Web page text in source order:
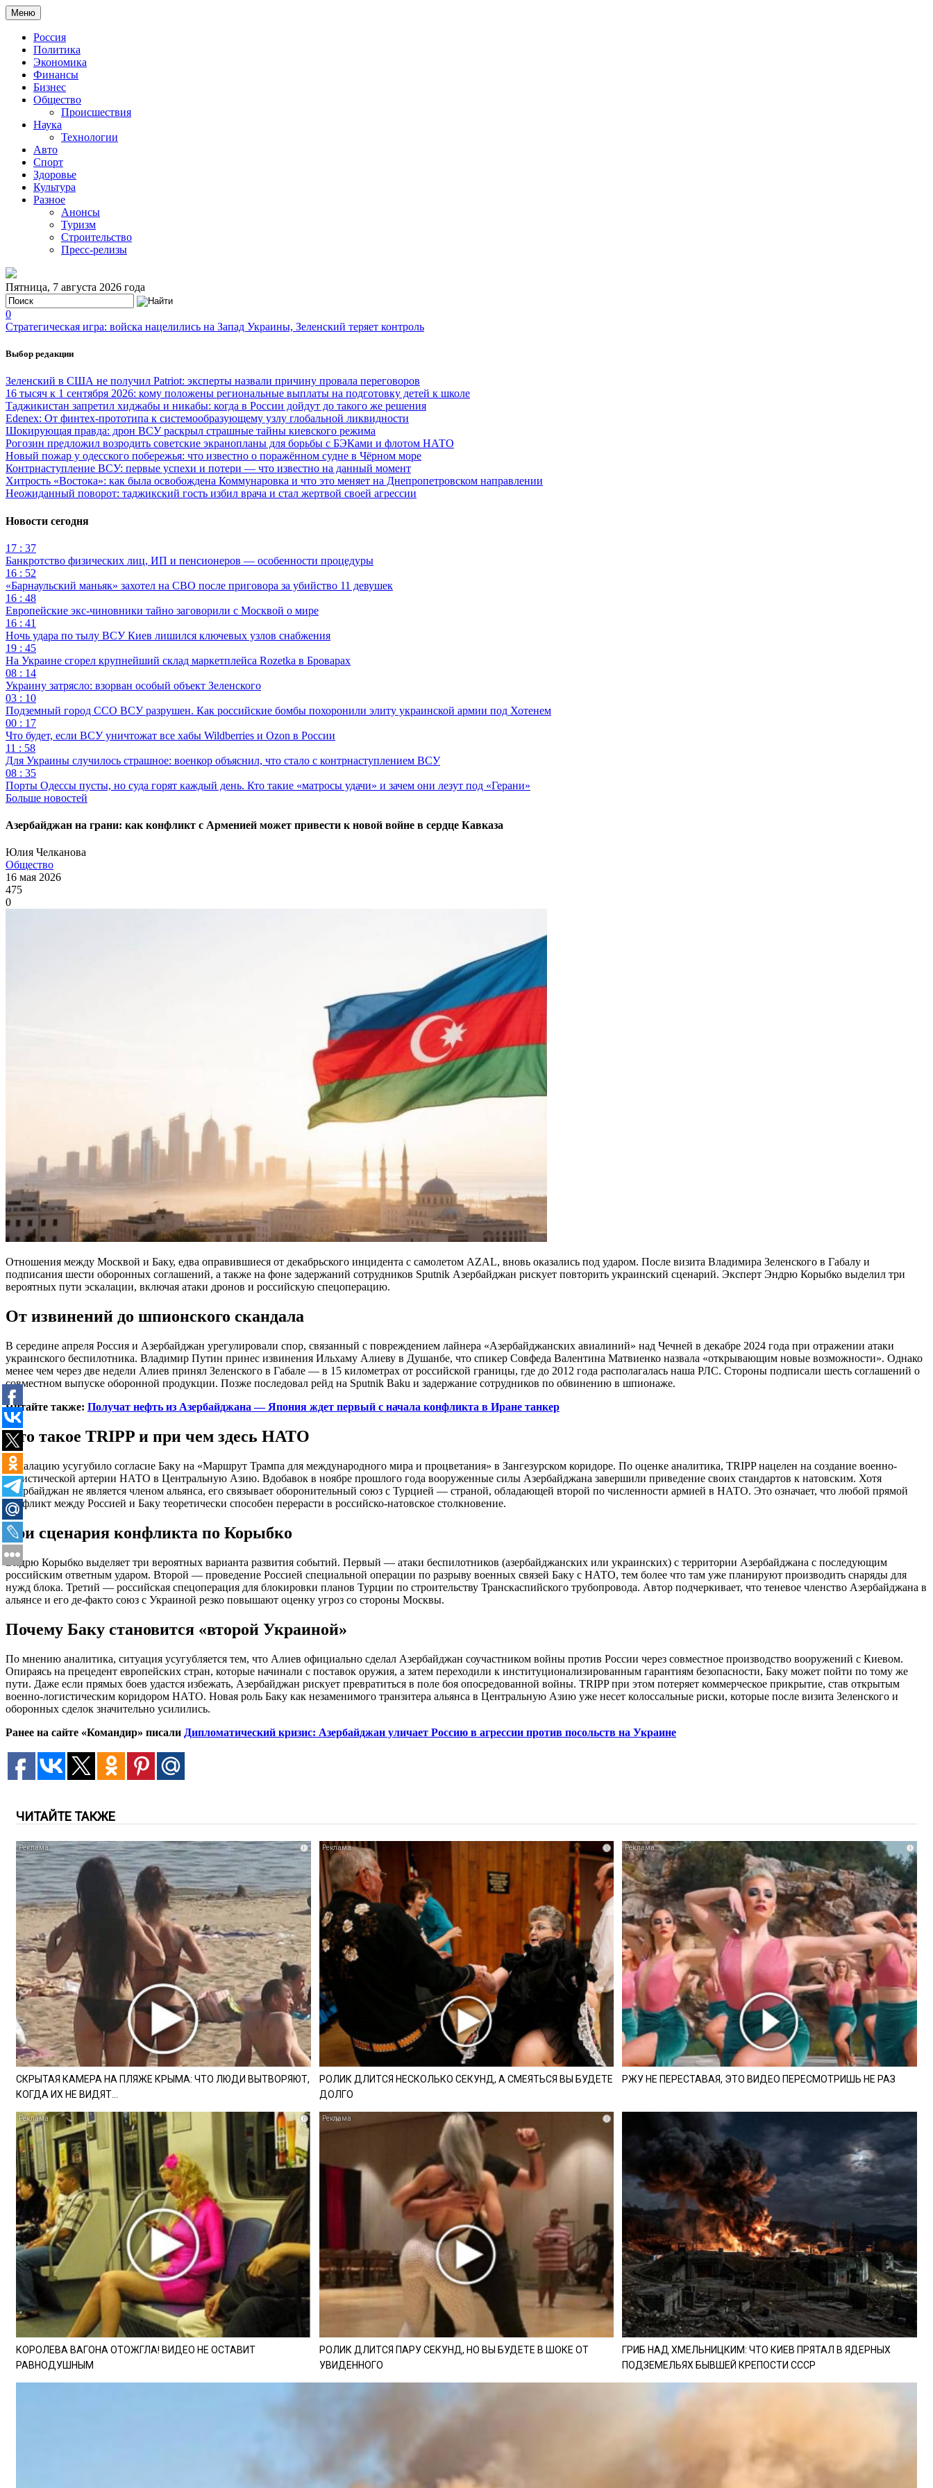
Меню
Россия
Политика
Экономика
Финансы
Бизнес
Общество
Происшествия
Наука
Технологии
Авто
Спорт
Здоровье
Культура
Разное
Анонсы
Туризм
Строительство
Пресс-релизы
Пятница, 7 августа 2026 года
0
Стратегическая игра: войска нацелились на Запад Украины, Зеленский теряет контроль
Выбор редакции
Зеленский в США не получил Patriot: эксперты назвали причину провала переговоров
16 тысяч к 1 сентября 2026: кому положены региональные выплаты на подготовку детей к школе
Таджикистан запретил хиджабы и никабы: когда в России дойдут до такого же решения
Edenex: От финтех-прототипа к системообразующему узлу глобальной ликвидности
Шокирующая правда: дрон ВСУ раскрыл страшные тайны киевского режима
Рогозин предложил возродить советские экранопланы для борьбы с БЭКами и флотом НАТО
Новый пожар у одесского побережья: что известно о поражённом судне в Чёрном море
Контрнаступление ВСУ: первые успехи и потери — что известно на данный момент
Хитрость «Востока»: как была освобождена Коммунаровка и что это меняет на Днепропетровском направлении
Неожиданный поворот: таджикский гость избил врача и стал жертвой своей агрессии
Новости сегодня
17 : 37
Банкротство физических лиц, ИП и пенсионеров — особенности процедуры
16 : 52
«Барнаульский маньяк» захотел на СВО после приговора за убийство 11 девушек
16 : 48
Европейские экс-чиновники тайно заговорили с Москвой о мире
16 : 41
Ночь удара по тылу ВСУ Киев лишился ключевых узлов снабжения
19 : 45
На Украине сгорел крупнейший склад маркетплейса Rozetka в Броварах
08 : 14
Украину затрясло: взорван особый объект Зеленского
03 : 10
Подземный город ССО ВСУ разрушен. Как российские бомбы похоронили элиту украинской армии под Хотенем
00 : 17
Что будет, если ВСУ уничтожат все хабы Wildberries и Ozon в России
11 : 58
Для Украины случилось страшное: военкор объяснил, что стало с контрнаступлением ВСУ
08 : 35
Порты Одессы пусты, но суда горят каждый день. Кто такие «матросы удачи» и зачем они лезут под «Герани»
Больше новостей
Азербайджан на грани: как конфликт с Арменией может привести к новой войне в сердце Кавказа
Юлия Челканова
Общество
16 мая 2026
475
0
Отношения между Москвой и Баку, едва оправившиеся от декабрьского инцидента с самолетом AZAL, вновь оказались под ударом. После визита Владимира Зеленского в Габалу и
подписания шести оборонных соглашений, а также на фоне задержаний сотрудников Sputnik Азербайджан рискует повторить украинский сценарий. Эксперт Эндрю Корыбко выделил три
вероятных пути эскалации, включая атаки дронов и российскую спецоперацию.
От извинений до шпионского скандала
В середине апреля Россия и Азербайджан урегулировали спор, связанный с повреждением лайнера «Азербайджанских авиалиний» над Чечней в декабре 2024 года при отражении атаки
украинского беспилотника. Владимир Путин принес извинения Ильхаму Алиеву в Душанбе, что спикер Совфеда Валентина Матвиенко назвала «открывающим новые возможности». Однако
менее чем через две недели Алиев принял Зеленского в Габале — в 15 километрах от российской границы, где до 2012 года располагалась наша РЛС. Стороны подписали шесть соглашений о
совместном выпуске оборонной продукции. Позже последовал рейд на Sputnik Baku и задержание сотрудников по обвинению в шпионаже.
Читайте также: Получат нефть из Азербайджана — Япония ждет первый с начала конфликта в Иране танкер
Что такое TRIPP и при чем здесь НАТО
Эскалацию усугубило согласие Баку на «Маршрут Трампа для международного мира и процветания» в Зангезурском коридоре. По оценке аналитика, TRIPP нацелен на создание военно-
логистической артерии НАТО в Центральную Азию. Вдобавок в ноябре прошлого года вооруженные силы Азербайджана завершили приведение своих стандартов к натовским. Хотя
Азербайджан не является членом альянса, его связывает оборонительный союз с Турцией — страной, обладающей второй по численности армией в НАТО. Это означает, что любой прямой
конфликт между Россией и Баку теоретически способен перерасти в российско-натовское столкновение.
Три сценария конфликта по Корыбко
Эндрю Корыбко выделяет три вероятных варианта развития событий. Первый — атаки беспилотников (азербайджанских или украинских) с территории Азербайджана с последующим
российским ответным ударом. Второй — проведение Россией специальной операции по разрыву военных связей Баку с НАТО, тем более что там уже планируют производить снаряды для
нужд блока. Третий — российская спецоперация для блокировки планов Турции по строительству Транскаспийского трубопровода. Автор подчеркивает, что теневое членство Азербайджана в
альянсе и его де-факто союз с Украиной резко повышают оценку угроз со стороны Москвы.
Почему Баку становится «второй Украиной»
По мнению аналитика, ситуация усугубляется тем, что Алиев официально сделал Азербайджан соучастником войны против России через совместное производство вооружений с Киевом.
Опираясь на прецедент европейских стран, которые начинали с поставок оружия, а затем переходили к институционализированным гарантиям безопасности, Баку может пойти по тому же
пути. Даже если прямых боев удастся избежать, Азербайджан рискует превратиться в поле боя опосредованной войны. TRIPP при этом потеряет коммерческое прикрытие, став открытым
военно-логистическим коридором НАТО. Новая роль Баку как незаменимого транзитера альянса в Центральную Азию уже несет колоссальные риски, которые после визита Зеленского и
оборонных сделок значительно усилились.
Ранее на сайте «Командир» писали Дипломатический кризис: Азербайджан уличает Россию в агрессии против посольств на Украине
ЧИТАЙТЕ ТАКЖЕ
i
СКРЫТАЯ КАМЕРА НА ПЛЯЖЕ КРЫМА: ЧТО ЛЮДИ ВЫТВОРЯЮТ,
КОГДА ИХ НЕ ВИДЯТ...
i
РОЛИК ДЛИТСЯ НЕСКОЛЬКО СЕКУНД, А СМЕЯТЬСЯ ВЫ БУДЕТЕ
ДОЛГО
i
РЖУ НЕ ПЕРЕСТАВАЯ, ЭТО ВИДЕО ПЕРЕСМОТРИШЬ НЕ РАЗ
i
КОРОЛЕВА ВАГОНА ОТОЖГЛА! ВИДЕО НЕ ОСТАВИТ
РАВНОДУШНЫМ
i
РОЛИК ДЛИТСЯ ПАРУ СЕКУНД, НО ВЫ БУДЕТЕ В ШОКЕ ОТ
УВИДЕННОГО
ГРИБ НАД ХМЕЛЬНИЦКИМ: ЧТО КИЕВ ПРЯТАЛ В ЯДЕРНЫХ
ПОДЗЕМЕЛЬЯХ БЫВШЕЙ КРЕПОСТИ СССР